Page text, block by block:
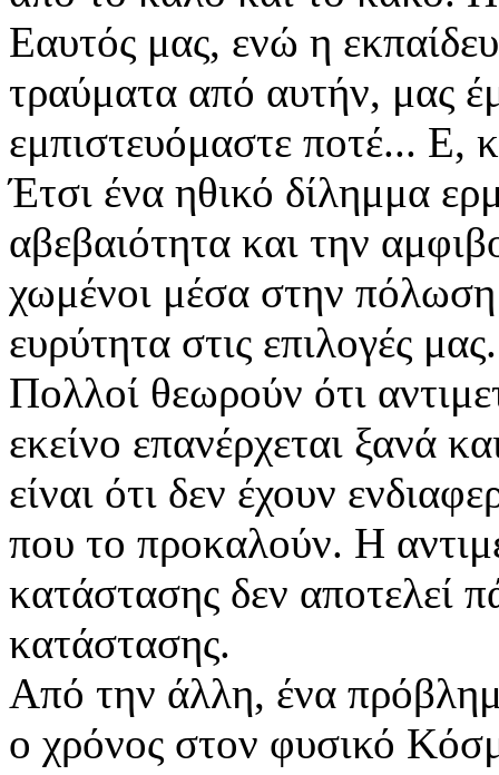
Εαυτός μας, ενώ η
τραύματα από αυτήν, μας
εμπιστευόμαστε ποτέ... Ε,
Έτσι ένα ηθικό δίλημμα
αβεβαιότητα και την
χωμένοι μέσα στην πόλωση
ευρύτητα στις επιλογές μας.
Πολλοί θεωρούν ότι
εκείνο επανέρχεται ξανά
είναι ότι δεν έχουν
που το προκαλούν. Η
κατάστασης δεν αποτελεί
κατάστασης.
Από την άλλη, ένα
ο χρόνος στον φυσικό